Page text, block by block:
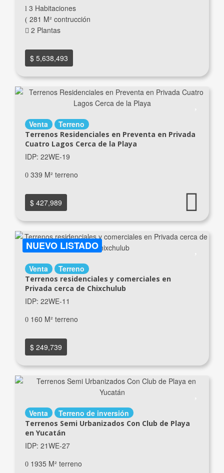
3 Habitaciones
281 M² contrucción
2 Plantas
$ 5,638,493
Venta Terreno
Terrenos Residenciales en Preventa en Privada
Cuatro Lagos Cerca de la Playa
IDP: 22WE-19
339 M² terreno
$ 427,989
NUEVO LISTADO
Venta Terreno
Terrenos residenciales y comerciales en
Privada cerca de Chixchulub
IDP: 22WE-11
160 M² terreno
$ 249,739
Venta Terreno de inversión
Terrenos Semi Urbanizados Con Club de Playa
en Yucatán
IDP: 21WE-27
1935 M² terreno